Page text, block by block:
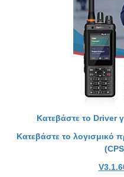
Κατεβάστε το Driver
Κατεβάστε το λογισμικό